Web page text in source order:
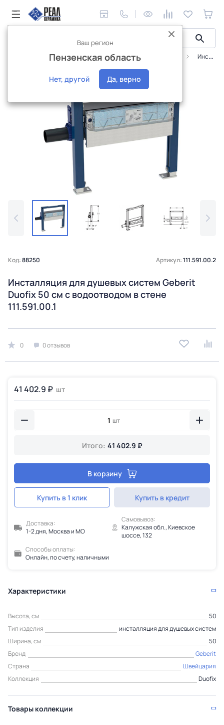
Сантехника и аксессуары Инстaлляционные системы Инсталляция для душевых систем Geberit Duofix 50 см с водоотводом в стене 111.591.00.1
Интернет-магазин
Код:88250 Артикул:111.591.00.2
Инсталляция для душевых систем Geberit
Duofix 50 см с водоотводом в стене
111.591.00.1
0 0 отзывов
41 402.9 ₽ шт
шт
Итого: 41 402.9 ₽
В корзину
Купить в 1 клик Купить в кредит
Доставка:
1-2 дня, Москва и МО
Самовывоз:
Калужская обл., Киевское
шоссе, 132
Способы оплаты:
Онлайн, по счету, наличными
Характеристики
Высота, см
50
Тип изделия
инсталляция для душевых систем
Ширина, см
50
Бренд
Geberit
Страна
Швейцария
Коллекция
Duofix
Товары коллекции
Ваш регион
Пензенская область
Нет, другой Да, верно